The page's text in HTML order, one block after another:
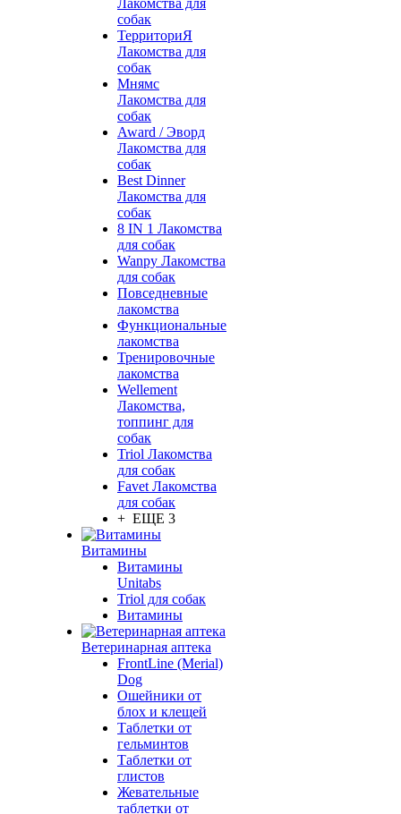
Лакомства для
собак
ТерриториЯ
Лакомства для
собак
Мнямс
Лакомства для
собак
Award / Эворд
Лакомства для
собак
Best Dinner
Лакомства для
собак
8 IN 1 Лакомства
для собак
Wanpy Лакомства
для собак
Повседневные
лакомства
Функциональные
лакомства
Тренировочные
лакомства
Wellement
Лакомства,
топпинг для
собак
Triol Лакомства
для собак
Favet Лакомства
для собак
+ ЕЩЕ 3
Витамины
Витамины
Unitabs
Triol для собак
Витамины
Ветеринарная аптека
FrontLine (Merial)
Dog
Ошейники от
блох и клещей
Таблетки от
гельминтов
Таблетки от
глистов
Жевательные
таблетки от